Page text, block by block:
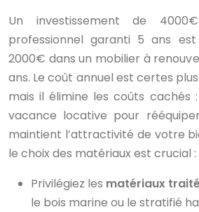
Un investissement de
professionnel garanti 5 ans est
2000€ dans un mobilier à
ans. Le coût annuel est certes
mais il élimine les coûts cachés
vacance locative pour
maintient l’attractivité de votre
le choix des matériaux est crucial :
Privilégiez les matériaux
le bois marine ou le stratifié